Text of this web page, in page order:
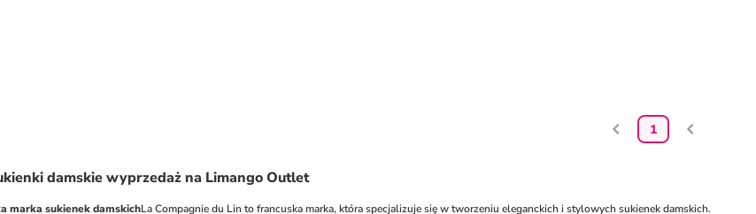
1
damskie wyprzedaż na Limango Outlet
marka sukienek damskichLa Compagnie du Lin to francuska marka, która specjalizuje się w tworzeniu eleganckich i stylowych sukienek damskich.